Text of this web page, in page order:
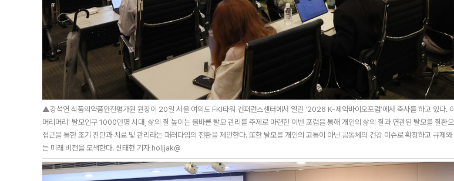
▲강석연 식품의약품안전평가원 원장이 20일 서울 여의도 FKI타워 컨퍼런스센터에서 열린 ‘2026 K-제약바이오포럼’에서 축사를 하고 있다.
머리머리’ 탈모인구 1000만명 시대, 삶의 질 높이는 올바른 탈모 관리를 주제로 마련한 이번 포럼을 통해 개인의 삶의 질과 연관된 탈모를 질환
접근을 통한 조기 진단과 치료 및 관리라는 패러다임의 전환을 제안한다. 또한 탈모를 개인의 고통이 아닌 공동체의 건강 이슈로 확장하고 규제
는 미래 비전을 모색한다. 신태현 기자 holjjak@